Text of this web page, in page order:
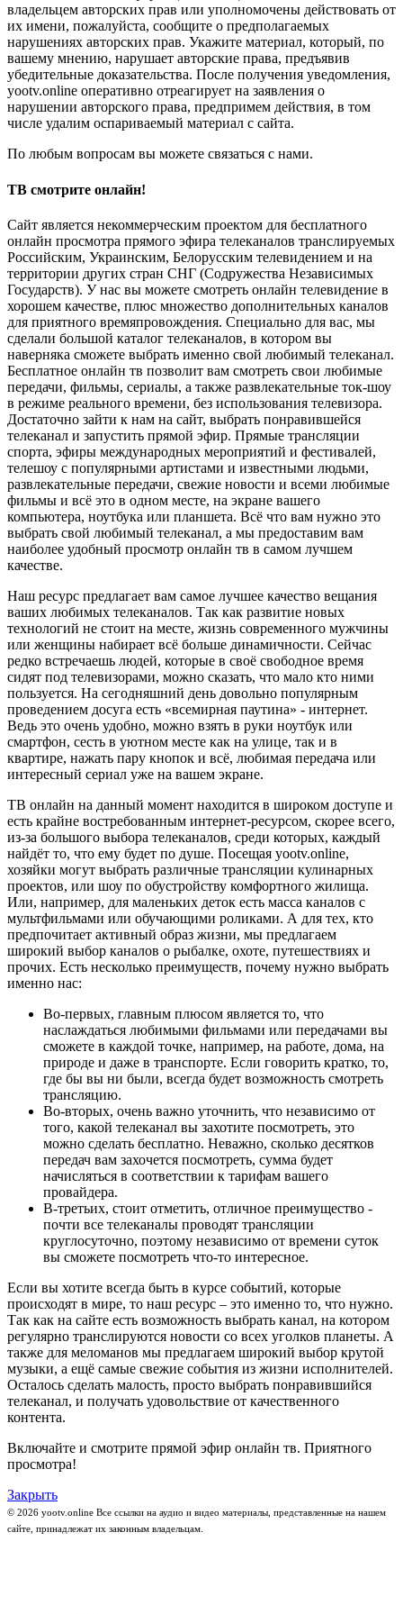
владельцем авторских прав или уполномочены действовать от
их имени, пожалуйста, сообщите о предполагаемых
нарушениях авторских прав. Укажите материал, который, по
вашему мнению, нарушает авторские права, предъявив
убедительные доказательства. После получения уведомления,
yootv.online оперативно отреагирует на заявления о
нарушении авторского права, предпримем действия, в том
числе удалим оспариваемый материал с сайта.
По любым вопросам вы можете связаться с нами.
ТВ смотрите онлайн!
Сайт является некоммерческим проектом для бесплатного
онлайн просмотра прямого эфира телеканалов транслируемых
Российским, Украинским, Белорусским телевидением и на
территории других стран СНГ (Содружества Независимых
Государств). У нас вы можете смотреть онлайн телевидение в
хорошем качестве, плюс множество дополнительных каналов
для приятного времяпровождения. Специально для вас, мы
сделали большой каталог телеканалов, в котором вы
наверняка сможете выбрать именно свой любимый телеканал.
Бесплатное онлайн тв позволит вам смотреть свои любимые
передачи, фильмы, сериалы, а также развлекательные ток-шоу
в режиме реального времени, без использования телевизора.
Достаточно зайти к нам на сайт, выбрать понравившейся
телеканал и запустить прямой эфир. Прямые трансляции
спорта, эфиры международных мероприятий и фестивалей,
телешоу с популярными артистами и известными людьми,
развлекательные передачи, свежие новости и всеми любимые
фильмы и всё это в одном месте, на экране вашего
компьютера, ноутбука или планшета. Всё что вам нужно это
выбрать свой любимый телеканал, а мы предоставим вам
наиболее удобный просмотр онлайн тв в самом лучшем
качестве.
Наш ресурс предлагает вам самое лучшее качество вещания
ваших любимых телеканалов. Так как развитие новых
технологий не стоит на месте, жизнь современного мужчины
или женщины набирает всё больше динамичности. Сейчас
редко встречаешь людей, которые в своё свободное время
сидят под телевизорами, можно сказать, что мало кто ними
пользуется. На сегодняшний день довольно популярным
проведением досуга есть «всемирная паутина» - интернет.
Ведь это очень удобно, можно взять в руки ноутбук или
смартфон, сесть в уютном месте как на улице, так и в
квартире, нажать пару кнопок и всё, любимая передача или
интересный сериал уже на вашем экране.
ТВ онлайн на данный момент находится в широком доступе и
есть крайне востребованным интернет-ресурсом, скорее всего,
из-за большого выбора телеканалов, среди которых, каждый
найдёт то, что ему будет по душе. Посещая yootv.online,
хозяйки могут выбрать различные трансляции кулинарных
проектов, или шоу по обустройству комфортного жилища.
Или, например, для маленьких деток есть масса каналов с
мультфильмами или обучающими роликами. А для тех, кто
предпочитает активный образ жизни, мы предлагаем
широкий выбор каналов о рыбалке, охоте, путешествиях и
прочих. Есть несколько преимуществ, почему нужно выбрать
именно нас:
Во-первых, главным плюсом является то, что
наслаждаться любимыми фильмами или передачами вы
сможете в каждой точке, например, на работе, дома, на
природе и даже в транспорте. Если говорить кратко, то,
где бы вы ни были, всегда будет возможность смотреть
трансляцию.
Во-вторых, очень важно уточнить, что независимо от
того, какой телеканал вы захотите посмотреть, это
можно сделать бесплатно. Неважно, сколько десятков
передач вам захочется посмотреть, сумма будет
начисляться в соответствии к тарифам вашего
провайдера.
В-третьих, стоит отметить, отличное преимущество -
почти все телеканалы проводят трансляции
круглосуточно, поэтому независимо от времени суток
вы сможете посмотреть что-то интересное.
Если вы хотите всегда быть в курсе событий, которые
происходят в мире, то наш ресурс – это именно то, что нужно.
Так как на сайте есть возможность выбрать канал, на котором
регулярно транслируются новости со всех уголков планеты. А
также для меломанов мы предлагаем широкий выбор крутой
музыки, а ещё самые свежие события из жизни исполнителей.
Осталось сделать малость, просто выбрать понравившийся
телеканал, и получать удовольствие от качественного
контента.
Включайте и смотрите прямой эфир онлайн тв. Приятного
просмотра!
Закрыть
© 2026 yootv.online Все ссылки на аудио и видео материалы, представленные на нашем
сайте, принадлежат их законным владельцам.